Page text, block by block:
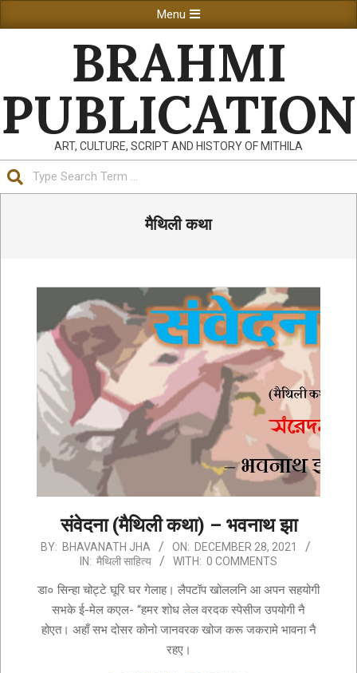
to
Navigation
Menu
BRAHMI
PUBLICATION
ART, CULTURE, SCRIPT AND HISTORY OF MITHILA
मैथिली कथा
संवेदना (मैथिली कथा) – भवनाथ झा
2021-
28
BY: BHAVANATH JHA ON: DECEMBER 28, 2021
IN: मैथिली साहित्य WITH: 0 COMMENTS
डा० सिन्हा चोट्टे घूरि घर गेलाह। लैपटॉप खोललनि आ अपन सहयोगी
सभके ई-मेल कएल- “हमर शोध लेल वरदक स्पेसीज उपयोगी नै
होएत। अहाँ सभ दोसर कोनो जानवरक खोज करू जकरामे भावना नै
रहए।